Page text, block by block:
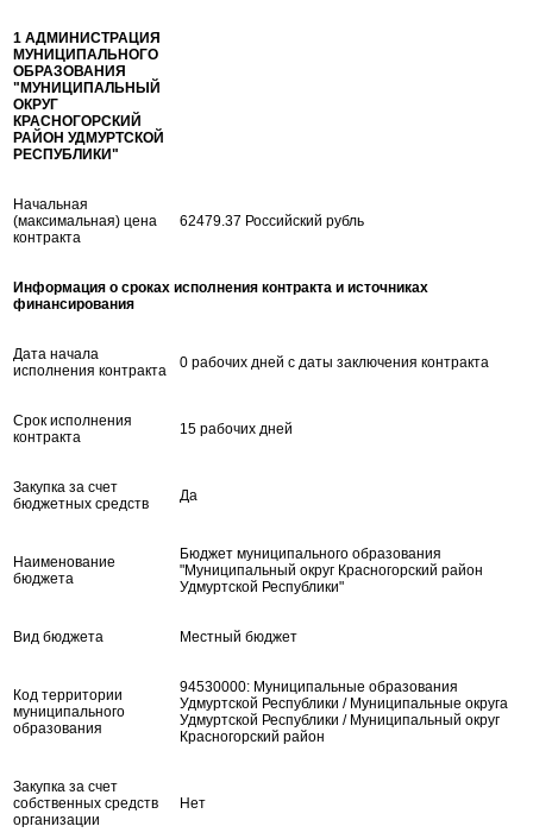
1 АДМИНИСТРАЦИЯ
МУНИЦИПАЛЬНОГО
ОБРАЗОВАНИЯ
"МУНИЦИПАЛЬНЫЙ
ОКРУГ
КРАСНОГОРСКИЙ
РАЙОН УДМУРТСКОЙ
РЕСПУБЛИКИ"
Начальная
(максимальная) цена
контракта
62479.37 Российский рубль
Информация о сроках исполнения контракта и источниках
финансирования
Дата начала
исполнения контракта
0 рабочих дней с даты заключения контракта
Срок исполнения
контракта
15 рабочих дней
Закупка за счет
бюджетных средств
Да
Наименование
бюджета
Бюджет муниципального образования
"Муниципальный округ Красногорский район
Удмуртской Республики"
Вид бюджета Местный бюджет
Код территории
муниципального
образования
94530000: Муниципальные образования
Удмуртской Республики / Муниципальные округа
Удмуртской Республики / Муниципальный округ
Красногорский район
Закупка за счет
собственных средств
организации
Нет